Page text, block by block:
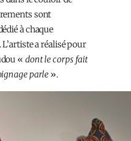
sont
à chaque
a réalisé pour
« dont le corps fait
parle ».